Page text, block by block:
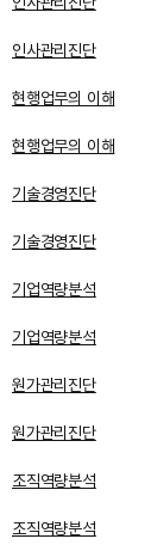
인사관리진단
현행업무의 이해
현행업무의 이해
기술경영진단
기술경영진단
기업역량분석
기업역량분석
원가관리진단
원가관리진단
조직역량분석
조직역량분석